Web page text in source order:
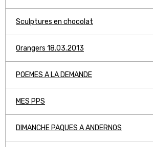
Sculptures en chocolat
Orangers 18.03.2013
POEMES A LA DEMANDE
MES PPS
DIMANCHE PAQUES A ANDERNOS